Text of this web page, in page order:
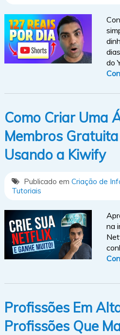
do
Como Criar Uma
Membros
Usando a Kiwify
Publicado em Criação de
Tutoriais
na
Profissões Em
Profissões Que